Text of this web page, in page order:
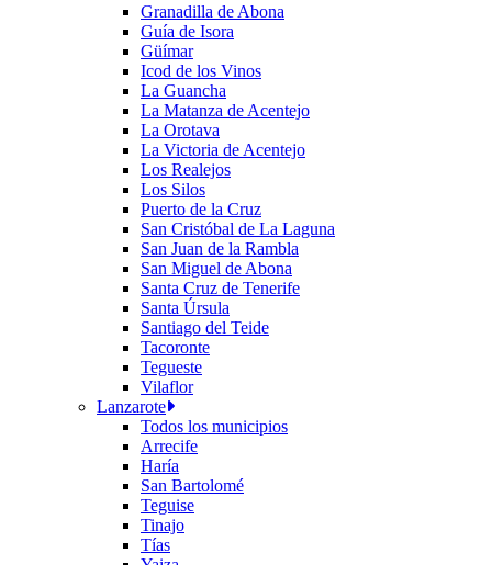
Granadilla de Abona
Guía de Isora
Güímar
Icod de los Vinos
La Guancha
La Matanza de Acentejo
La Orotava
La Victoria de Acentejo
Los Realejos
Los Silos
Puerto de la Cruz
San Cristóbal de La Laguna
San Juan de la Rambla
San Miguel de Abona
Santa Cruz de Tenerife
Santa Úrsula
Santiago del Teide
Tacoronte
Tegueste
Vilaflor
Lanzarote
Todos los municipios
Arrecife
Haría
San Bartolomé
Teguise
Tinajo
Tías